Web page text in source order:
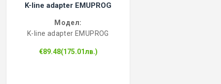
КУТИЙКИ ЗА АЛАРМИ
K-line adapter EMUPROG
Модел:
K-line adapter EMUPROG
€89.48(175.01лв.)